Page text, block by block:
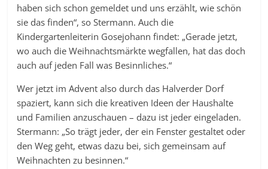
haben sich schon gemeldet und uns erzählt, wie schön
sie das finden“, so Stermann. Auch die
Kindergartenleiterin Gosejohann findet: „Gerade jetzt,
wo auch die Weihnachtsmärkte wegfallen, hat das doch
auch auf jeden Fall was Besinnliches.“
Wer jetzt im Advent also durch das Halverder Dorf
spaziert, kann sich die kreativen Ideen der Haushalte
und Familien anzuschauen – dazu ist jeder eingeladen.
Stermann: „So trägt jeder, der ein Fenster gestaltet oder
den Weg geht, etwas dazu bei, sich gemeinsam auf
Weihnachten zu besinnen.“